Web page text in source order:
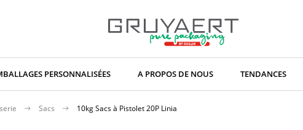
PERSONNALISÉES A PROPOS DE NOUS TENDANCES
Sacs 10kg Sacs à Pistolet 20P Linia